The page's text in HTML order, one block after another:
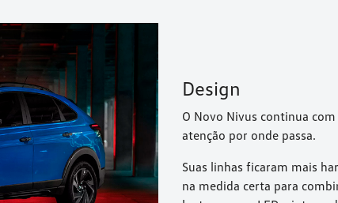
Design
O Novo Nivus continua
atenção por onde passa.
Suas linhas ficaram mais
na medida certa para